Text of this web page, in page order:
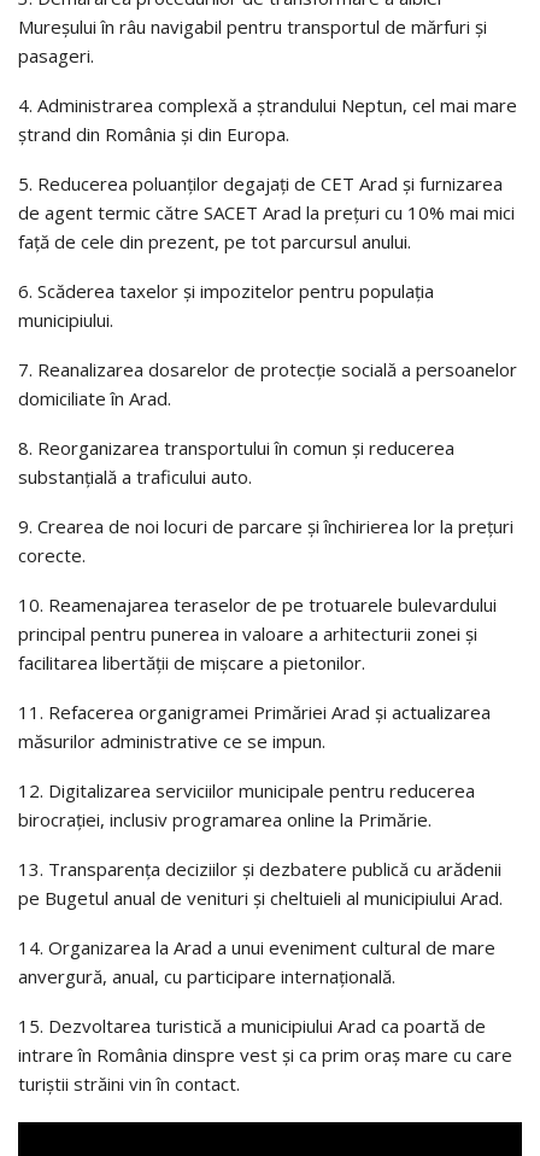
Mureșului în râu navigabil pentru transportul de mărfuri și
pasageri.
4. Administrarea complexă a ștrandului Neptun, cel mai mare
ștrand din România și din Europa.
5. Reducerea poluanților degajați de CET Arad și furnizarea
de agent termic către SACET Arad la prețuri cu 10% mai mici
față de cele din prezent, pe tot parcursul anului.
6. Scăderea taxelor și impozitelor pentru populația
municipiului.
7. Reanalizarea dosarelor de protecție socială a persoanelor
domiciliate în Arad.
8. Reorganizarea transportului în comun și reducerea
substanțială a traficului auto.
9. Crearea de noi locuri de parcare și închirierea lor la prețuri
corecte.
10. Reamenajarea teraselor de pe trotuarele bulevardului
principal pentru punerea in valoare a arhitecturii zonei și
facilitarea libertății de mișcare a pietonilor.
11. Refacerea organigramei Primăriei Arad și actualizarea
măsurilor administrative ce se impun.
12. Digitalizarea serviciilor municipale pentru reducerea
birocrației, inclusiv programarea online la Primărie.
13. Transparența deciziilor și dezbatere publică cu arădenii
pe Bugetul anual de venituri și cheltuieli al municipiului Arad.
14. Organizarea la Arad a unui eveniment cultural de mare
anvergură, anual, cu participare internațională.
15. Dezvoltarea turistică a municipiului Arad ca poartă de
intrare în România dinspre vest și ca prim oraș mare cu care
turiștii străini vin în contact.